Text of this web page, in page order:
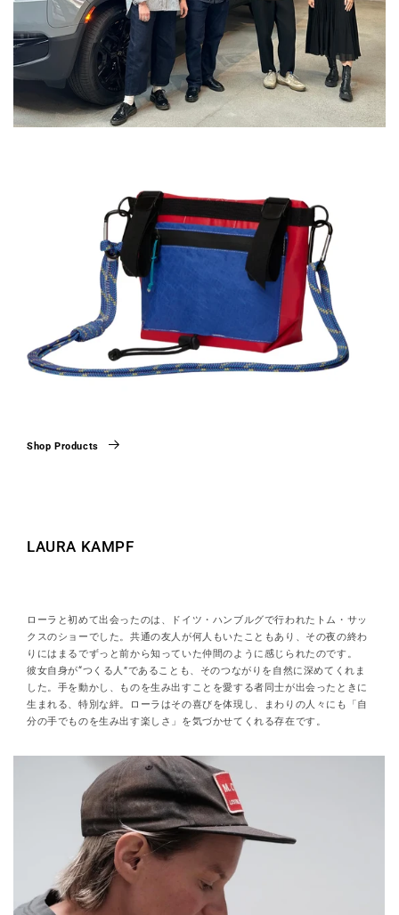
Shop Products
LAURA KAMPF
ローラと初めて出会ったのは、ドイツ・ハンブルグで行われたトム・サッ
クスのショーでした。共通の友人が何人もいたこともあり、その夜の終わ
りにはまるでずっと前から知っていた仲間のように感じられたのです。
彼女自身が“つくる人”であることも、そのつながりを自然に深めてくれま
した。手を動かし、ものを生み出すことを愛する者同士が出会ったときに
生まれる、特別な絆。ローラはその喜びを体現し、まわりの人々にも「自
分の手でものを生み出す楽しさ」を気づかせてくれる存在です。